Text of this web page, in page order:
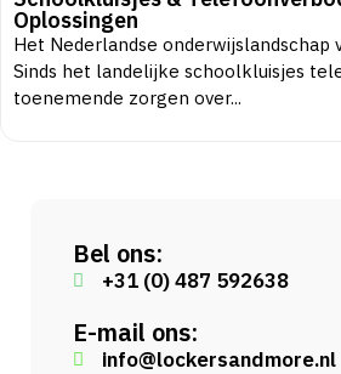
Oplossingen
Het Nederlandse onderwijslandschap
Sinds het landelijke schoolkluisjes
toenemende zorgen over...
Bel ons:
+31 (0) 487 592638
E-mail ons:
info@lockersandmore.nl